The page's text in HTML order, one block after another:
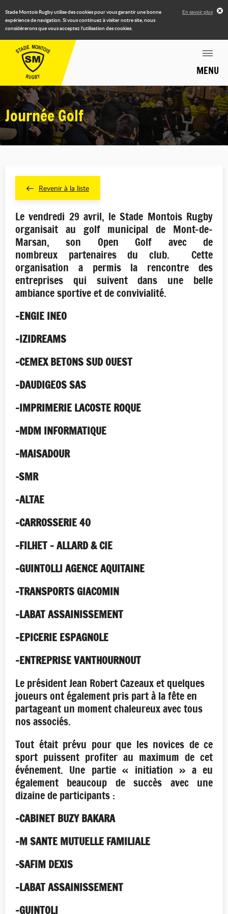
Stade Montois Rugby utilise des cookies pour vous garantir une bonne
expérience de navigation. Si vous continuez à visiter notre site, nous
considérerons que vous acceptez l'utilisation des cookies.
En savoir plus
MENU
Journée Golf
Revenir à la liste
Le vendredi 29 avril, le Stade Montois Rugby
organisait au golf municipal de Mont-de-
Marsan, son Open Golf avec de
nombreux partenaires du club. Cette
organisation a permis la rencontre des
entreprises qui suivent dans une belle
ambiance sportive et de convivialité.
-ENGIE INEO
-IZIDREAMS
-CEMEX BETONS SUD OUEST
-DAUDIGEOS SAS
-IMPRIMERIE LACOSTE ROQUE
-MDM INFORMATIQUE
-MAISADOUR
-SMR
-ALTAE
-CARROSSERIE 40
-FILHET – ALLARD & CIE
-GUINTOLLI AGENCE AQUITAINE
-TRANSPORTS GIACOMIN
-LABAT ASSAINISSEMENT
-EPICERIE ESPAGNOLE
-ENTREPRISE VANTHOURNOUT
Le président Jean Robert Cazeaux et quelques
joueurs ont également pris part à la fête en
partageant un moment chaleureux avec tous
nos associés.
Tout était prévu pour que les novices de ce
sport puissent profiter au maximum de cet
événement. Une partie « initiation » a eu
également beaucoup de succès avec une
dizaine de participants :
-CABINET BUZY BAKARA
-M SANTE MUTUELLE FAMILIALE
-SAFIM DEXIS
-LABAT ASSAINISSEMENT
-GUINTOLI